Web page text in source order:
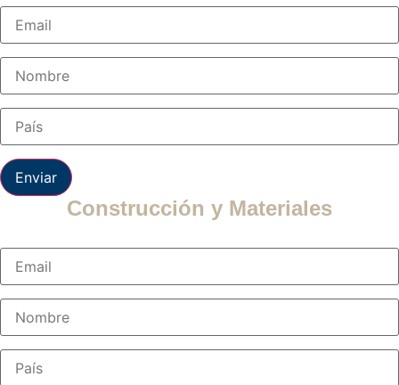
Enviar
Construcción y Materiales